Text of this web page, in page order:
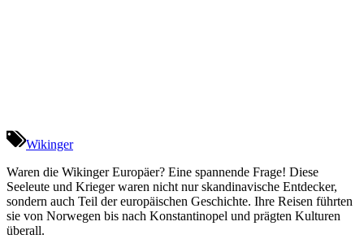
Wikinger
Waren die Wikinger Europäer? Eine spannende Frage! Diese
Seeleute und Krieger waren nicht nur skandinavische Entdecker,
sondern auch Teil der europäischen Geschichte. Ihre Reisen führten
sie von Norwegen bis nach Konstantinopel und prägten Kulturen
überall.